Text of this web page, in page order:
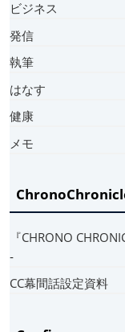
ビジネス
発信
執筆
はなす
健康
メモ
『CHRONO
‐
CC幕間話設定資料